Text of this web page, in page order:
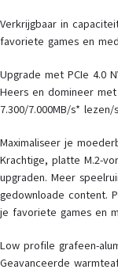
Verkrijgbaar in
favoriete games en
Upgrade met PCIe 4.0
Heers en domineer
7.300/7.000MB/s*
Maximaliseer je
Krachtige, platte M.2-
upgraden. Meer
gedownloade content.
je favoriete games en
Low profile grafeen-
Geavanceerde